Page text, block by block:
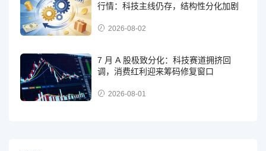
行情：科技主线仍存，结构性分化加剧
2026-08-02
7 月 A 股极致分化：科技赛道拥挤回
调，消费红利迎来筹码修复窗口
2026-08-01